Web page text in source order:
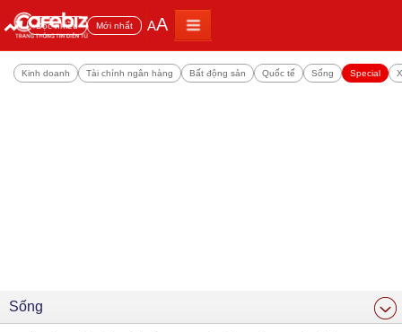
Đọc nhiều Mới nhất AA
Kinh doanh Tài chính ngân hàng Bất động sản Quốc tế Sống Special
Sống